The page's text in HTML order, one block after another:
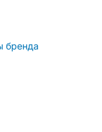
бренда